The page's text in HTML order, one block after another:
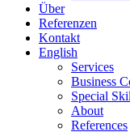
Über
Referenzen
Kontakt
English
Services
Business
Special
About
References